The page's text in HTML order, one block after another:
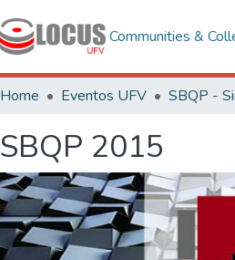
Communities &
Home Eventos UFV
SBQP 2015